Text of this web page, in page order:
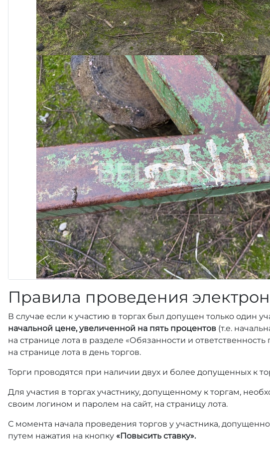
Правила проведения
В случае если к участию в торгах был допущен только один
начальной цене, увеличенной на пять процентов (т.е.
на странице лота в разделе «Обязанности и
на странице лота в день торгов.
Торги проводятся при наличии двух и более допущенных к
Для участия в торгах участнику, допущенному к торгам,
своим логином и паролем на сайт, на страницу лота.
С момента начала проведения торгов у участника,
путем нажатия на кнопку «Повысить ставку».